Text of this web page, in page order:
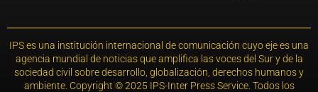
IPS es una institución internacional de comunicación cuyo eje es una
agencia mundial de noticias que amplifica las voces del Sur y de la
sociedad civil sobre desarrollo, globalización, derechos humanos y
ambiente. Copyright © 2025 IPS-Inter Press Service. Todos los